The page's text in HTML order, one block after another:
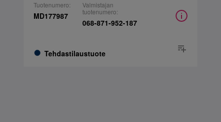
Tuotenumero:
MD177987
Tehdastilaustuote
Valmistajan
tuotenumero:
068-871-952-187